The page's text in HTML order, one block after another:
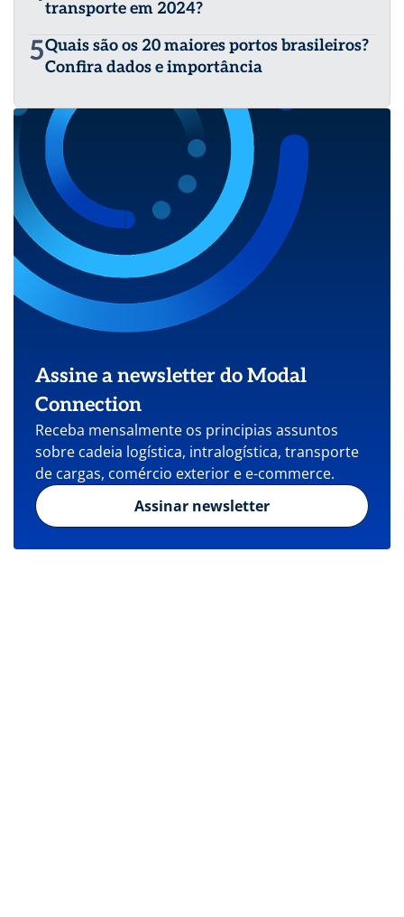
transporte em 2024?
5Quais são os 20 maiores portos brasileiros?
Confira dados e importância
Assine a newsletter do Modal
Connection
Receba mensalmente os principias assuntos
sobre cadeia logística, intralogística, transporte
de cargas, comércio exterior e e-commerce.
Assinar newsletter